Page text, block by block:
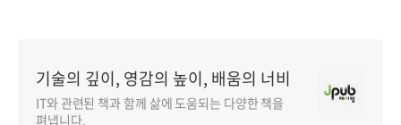
기술의 깊이, 영감의 높이, 배움의 너비
IT와 관련된 책과 함께 삶에 도움되는 다양한 책을
펴냅니다.